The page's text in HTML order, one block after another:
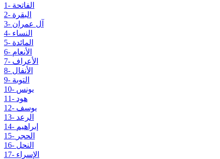
1- الفاتحة
2- البقرة
3- آل عمران
4- النساء
5- المائدة
6- الأنعام
7- الأعراف
8- الأنفال
9- التوبة
10- يونس
11- هود
12- يوسف
13- الرعد
14- إبراهيم
15- الحجر
16- النحل
17- الإسراء